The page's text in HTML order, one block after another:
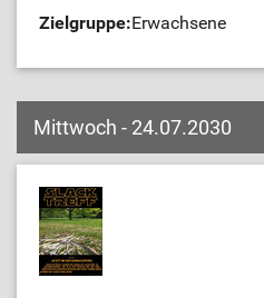
Zielgruppe:Erwachsene
Mittwoch - 24.07.2030